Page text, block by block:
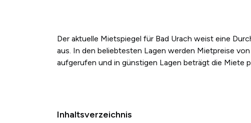
Der aktuelle Mietspiegel für Bad Urach weist eine
aus. In den beliebtesten Lagen werden Mietpreise
aufgerufen und in günstigen Lagen beträgt die Miete
Inhaltsverzeichnis